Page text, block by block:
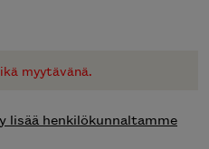
myytävänä.
lisää henkilökunnaltamme